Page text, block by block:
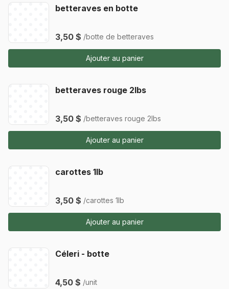
betteraves en botte
3,50 $ /botte de betteraves
Ajouter au panier
betteraves rouge 2lbs
3,50 $ /betteraves rouge 2lbs
Ajouter au panier
carottes 1lb
3,50 $ /carottes 1lb
Ajouter au panier
Céleri - botte
4,50 $ /unit